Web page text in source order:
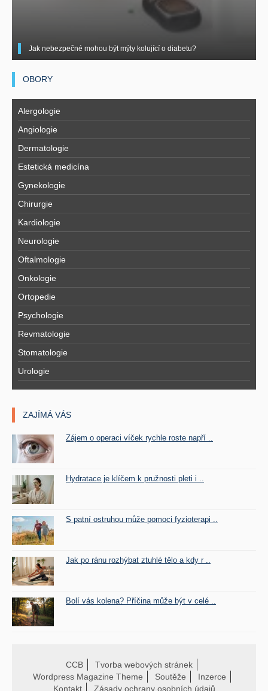
Jak nebezpečné mohou být mýty kolující o diabetu?
OBORY
Alergologie
Angiologie
Dermatologie
Estetická medicína
Gynekologie
Chirurgie
Kardiologie
Neurologie
Oftalmologie
Onkologie
Ortopedie
Psychologie
Revmatologie
Stomatologie
Urologie
ZAJÍMÁ VÁS
Zájem o operaci víček rychle roste napří ..
Hydratace je klíčem k pružnosti pleti i ..
S patní ostruhou může pomoci fyzioterapi ..
Jak po ránu rozhýbat ztuhlé tělo a kdy r ..
Bolí vás kolena? Příčina může být v celé ..
CCB
Tvorba webových stránek
Wordpress Magazine Theme
Soutěže
Inzerce
Kontakt
Zásady ochrany osobních údajů